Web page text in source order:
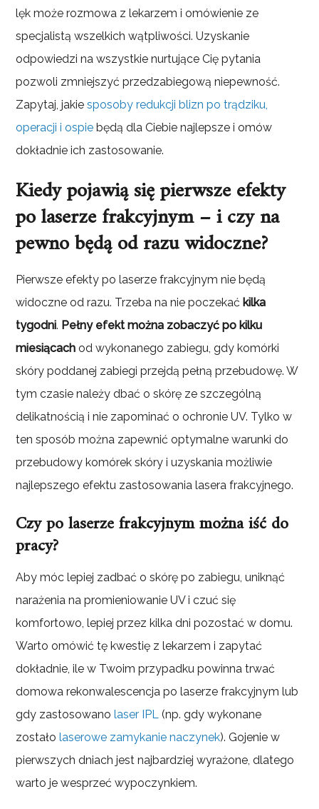
lęk może rozmowa z lekarzem i omówienie ze
specjalistą wszelkich wątpliwości. Uzyskanie
odpowiedzi na wszystkie nurtujące Cię pytania
pozwoli zmniejszyć przedzabiegową niepewność.
Zapytaj, jakie sposoby redukcji blizn po trądziku,
operacji i ospie będą dla Ciebie najlepsze i omów
dokładnie ich zastosowanie.
Kiedy pojawią się pierwsze efekty
po laserze frakcyjnym – i czy na
pewno będą od razu widoczne?
Pierwsze efekty po laserze frakcyjnym nie będą
widoczne od razu. Trzeba na nie poczekać kilka
tygodni. Pełny efekt można zobaczyć po kilku
miesiącach od wykonanego zabiegu, gdy komórki
skóry poddanej zabiegi przejdą pełną przebudowę. W
tym czasie należy dbać o skórę ze szczególną
delikatnością i nie zapominać o ochronie UV. Tylko w
ten sposób można zapewnić optymalne warunki do
przebudowy komórek skóry i uzyskania możliwie
najlepszego efektu zastosowania lasera frakcyjnego.
Czy po laserze frakcyjnym można iść do
pracy?
Aby móc lepiej zadbać o skórę po zabiegu, uniknąć
narażenia na promieniowanie UV i czuć się
komfortowo, lepiej przez kilka dni pozostać w domu.
Warto omówić tę kwestię z lekarzem i zapytać
dokładnie, ile w Twoim przypadku powinna trwać
domowa rekonwalescencja po laserze frakcyjnym lub
gdy zastosowano laser IPL (np. gdy wykonane
zostało laserowe zamykanie naczynek). Gojenie w
pierwszych dniach jest najbardziej wyrażone, dlatego
warto je wesprzeć wypoczynkiem.